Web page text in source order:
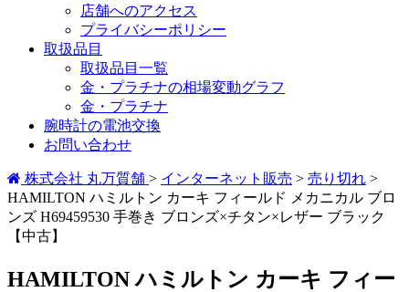
店舗へのアクセス
プライバシーポリシー
取扱品目
取扱品目一覧
金・プラチナの相場変動グラフ
金・プラチナ
腕時計の電池交換
お問い合わせ
株式会社 丸万質舗 > インターネット販売 > 売り切れ >
HAMILTON ハミルトン カーキ フィールド メカニカル ブロ
ンズ H69459530 手巻き ブロンズ×チタン×レザー ブラック
【中古】
HAMILTON ハミルトン カーキ フィー